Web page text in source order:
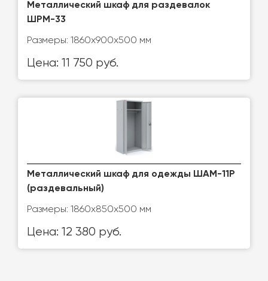
Металлический шкаф для раздевалок
ШРМ-33
Размеры: 1860x900x500 мм
Цена: 11 750 руб.
Металлический шкаф для одежды ШАМ-11Р
(раздевальный)
Размеры: 1860x850x500 мм
Цена: 12 380 руб.